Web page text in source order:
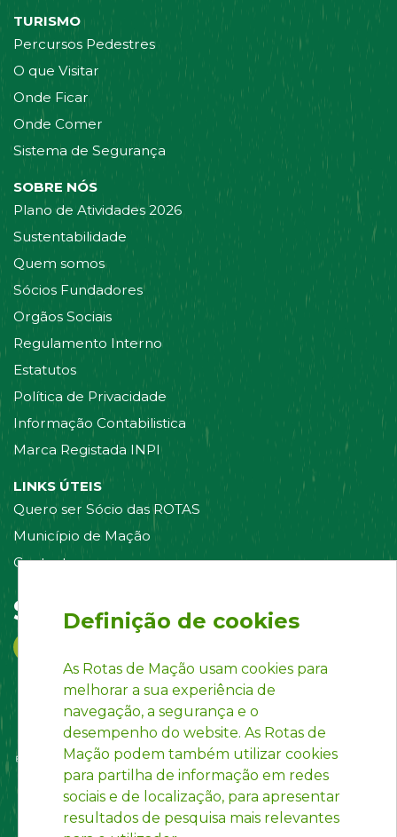
TURISMO
Percursos Pedestres
O que Visitar
Onde Ficar
Onde Comer
Sistema de Segurança
SOBRE NÓS
Plano de Atividades 2026
Sustentabilidade
Quem somos
Sócios Fundadores
Orgãos Sociais
Regulamento Interno
Estatutos
Política de Privacidade
Informação Contabilistica
Marca Registada INPI
LINKS ÚTEIS
Quero ser Sócio das ROTAS
Município de Mação
Contacte-nos
Siga-nos em:
Definição de cookies
As Rotas de Mação usam cookies para
melhorar a sua experiência de
navegação, a segurança e o
desempenho do website. As Rotas de
Mação podem também utilizar cookies
para partilha de informação em redes
sociais e de localização, para apresentar
resultados de pesquisa mais relevantes